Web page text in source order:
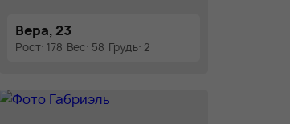
Вера, 23
Рост: 178 Вес: 58 Грудь: 2